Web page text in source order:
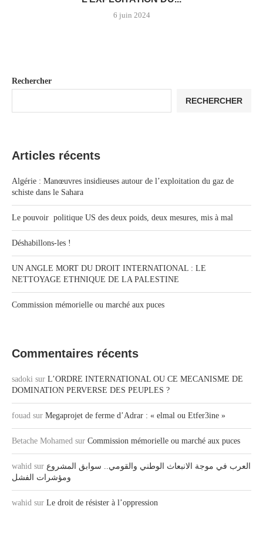
6 juin 2024
Rechercher
RECHERCHER
Articles récents
Algérie : Manœuvres insidieuses autour de l’exploitation du gaz de
schiste dans le Sahara
Le pouvoir politique US des deux poids, deux mesures, mis à mal
Déshabillons-les !
UN ANGLE MORT DU DROIT INTERNATIONAL : LE
NETTOYAGE ETHNIQUE DE LA PALESTINE
Commission mémorielle ou marché aux puces
Commentaires récents
sadoki sur L’ORDRE INTERNATIONAL OU CE MECANISME DE
DOMINATION PERVERSE DES PEUPLES ?
fouad sur Megaprojet de ferme d’Adrar : « elmal ou Etfer3ine »
Betache Mohamed sur Commission mémorielle ou marché aux puces
wahid sur العرب في موجة الانبعاث الوطني والقومي.. سوابق المشروع
ومؤشرات الفشل
wahid sur Le droit de résister à l’oppression